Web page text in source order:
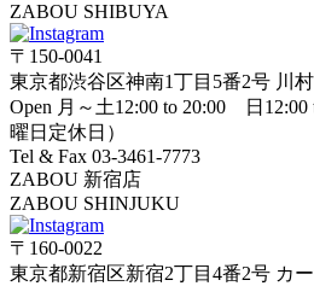
ZABOU SHIBUYA
〒150-0041
東京都渋谷区神南1丁目5番2号 川
Open 月～土12:00 to 20:00 日
曜日定休日）
Tel & Fax 03-3461-7773
ZABOU 新宿店
ZABOU SHINJUKU
〒160-0022
東京都新宿区新宿2丁目4番2号 カ